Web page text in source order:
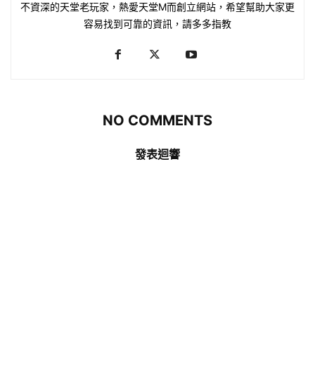
不資深的天堂老玩家，熱愛天堂M而創立網站，希望幫助大家更
容易找到可靠的資訊，請多多指教
NO COMMENTS
發表迴響